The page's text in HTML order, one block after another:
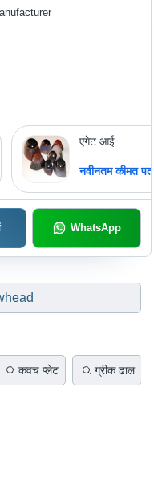
एगेट आई
नवीनतम कीमत
WhatsApp
कवच प्लेट ग्रीक ढाल